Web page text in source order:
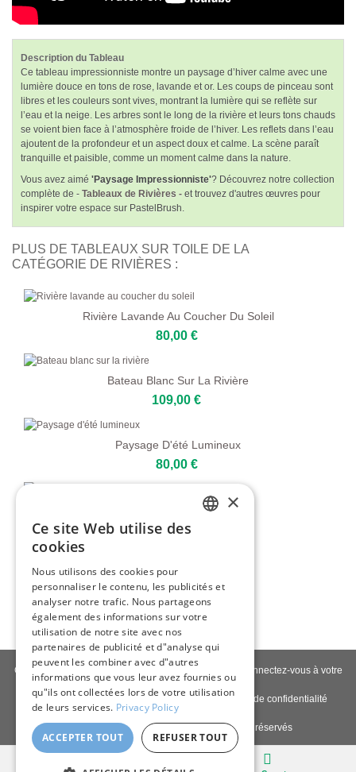
Description du Tableau
Ce tableau impressionniste montre un paysage d’hiver calme avec une
lumière douce en tons de rose, lavande et or. Les coups de pinceau sont
libres et les couleurs sont vives, montrant la lumière qui se reflète sur
l’eau et la neige. Les arbres sont le long de la rivière et leurs tons chauds
se voient bien face à l’atmosphère froide de l’hiver. Les reflets dans l’eau
ajoutent de la profondeur et un aspect doux et calme. La scène paraît
tranquille et paisible, comme un moment calme dans la nature.
Vous avez aimé 'Paysage Impressionniste'? Découvrez notre collection
complète de - Tableaux de Rivières - et trouvez d'autres œuvres pour
inspirer votre espace sur PastelBrush.
PLUS DE TABLEAUX SUR TOILE DE LA
CATÉGORIE DE RIVIÈRES :
Rivière Lavande Au Coucher Du Soleil
80,00 €
Bateau Blanc Sur La Rivière
109,00 €
Paysage D'été Lumineux
80,00 €
Paysage Abstrait Gris
109,00 €
Le Long De La Rivière
109,00 €
Contactez-nous
Connectez-vous à votre
Politique de livraison| Politique de retour|Politique de confidentialité
Copyright © 2026 Pastel Brush - Tous droits réservés
Bureau
GERMAN
FRENCH
SPANISH
×
Ce site Web utilise des
cookies
Nous utilisons des cookies pour
personnaliser le contenu, les publicités et
analyser notre trafic. Nous partageons
également des informations sur votre
utilisation de notre site avec nos
partenaires de publicité et d"analyse qui
peuvent les combiner avec d"autres
informations que vous leur avez fournies ou
qu"ils ont collectées lors de votre utilisation
de leurs services. Privacy Policy
ACCEPTER TOUT REFUSER TOUT